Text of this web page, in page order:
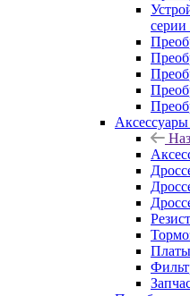
Аксессуары